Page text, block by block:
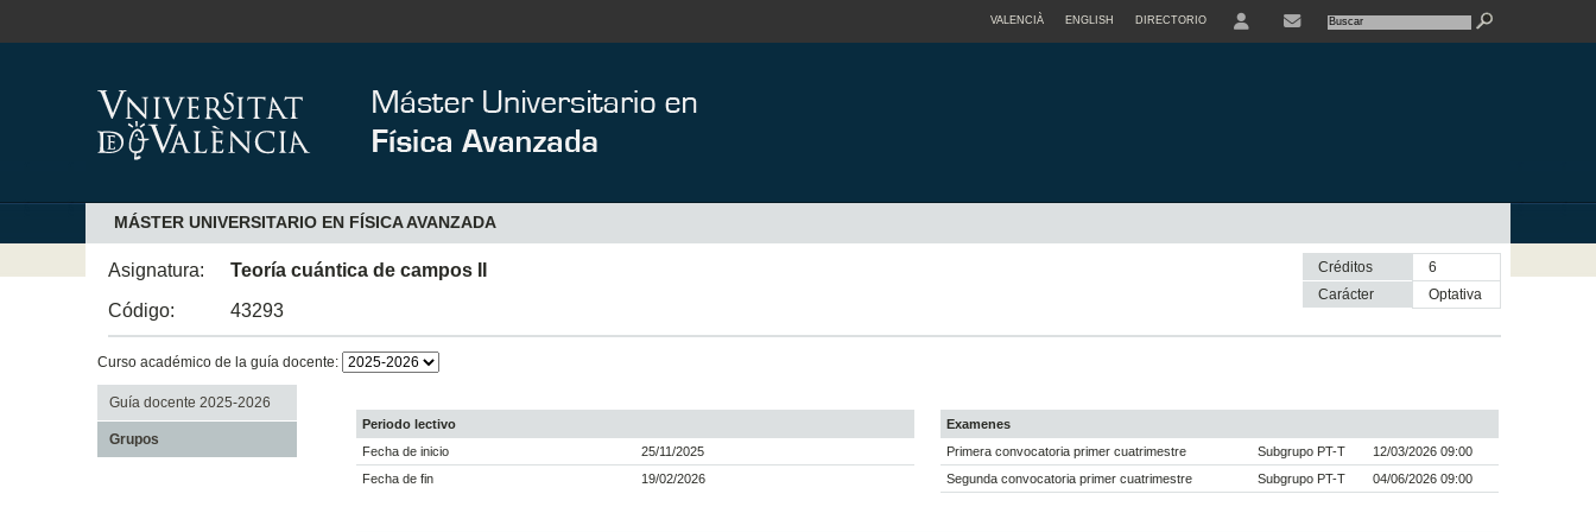
VALENCIÀ ENGLISH DIRECTORIO
MÁSTER UNIVERSITARIO EN FÍSICA AVANZADA
Asignatura:
Teoría cuántica de campos II
Código:
43293
Créditos
6
Carácter
optativa
Curso académico de la guía docente:
Guía docente 2025-2026
Grupos
Periodo lectivo
Fecha de inicio
25/11/2025
Fecha de fin
19/02/2026
Examenes
Primera convocatoria primer cuatrimestre
Subgrupo PT-T
12/03/2026 09:00
Segunda convocatoria primer cuatrimestre
Subgrupo PT-T 04/06/2026 09:00